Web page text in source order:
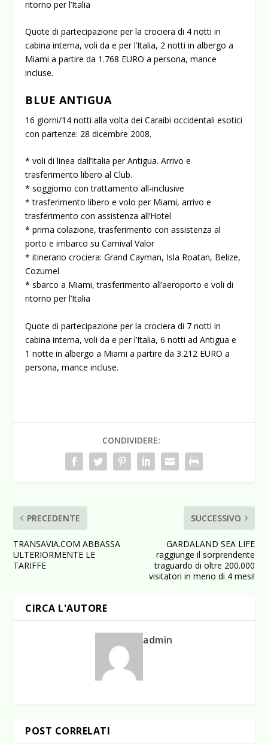
ritorno per l’Italia
Quote di partecipazione per la crociera di 4 notti in
cabina interna, voli da e per l’Italia, 2 notti in albergo a
Miami a partire da 1.768 EURO a persona, mance
incluse.
BLUE ANTIGUA
16 giorni/14 notti alla volta dei Caraibi occidentali esotici
con partenze: 28 dicembre 2008.
* voli di linea dall’Italia per Antigua. Arrivo e
trasferimento libero al Club.
* soggiorno con trattamento all-inclusive
* trasferimento libero e volo per Miami, arrivo e
trasferimento con assistenza all’Hotel
* prima colazione, trasferimento con assistenza al
porto e imbarco su Carnival Valor
* itinerario crociera: Grand Cayman, Isla Roatan, Belize,
Cozumel
* sbarco a Miami, trasferimento all’aeroporto e voli di
ritorno per l’Italia
Quote di partecipazione per la crociera di 7 notti in
cabina interna, voli da e per l’Italia, 6 notti ad Antigua e
1 notte in albergo a Miami a partire da 3.212 EURO a
persona, mance incluse.
CONDIVIDERE:
PRECEDENTE
TRANSAVIA.COM ABBASSA
ULTERIORMENTE LE
TARIFFE
SUCCESSIVO
GARDALAND SEA LIFE
raggiunge il sorprendente
traguardo di oltre 200.000
visitatori in meno di 4 mesi!
CIRCA L'AUTORE
admin
POST CORRELATI